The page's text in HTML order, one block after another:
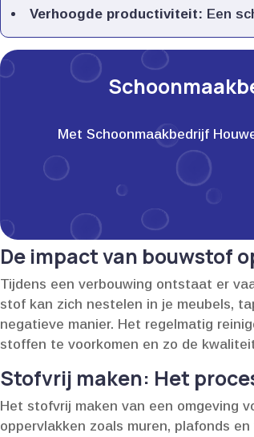
Verhoogde productiviteit: Een
Met Schoonmaakbedrijf
De impact van bouwstof
Tijdens een verbouwing ontstaat er
stof kan zich nestelen in je meubels,
negatieve manier.​ Het regelmatig
stoffen te voorkomen en zo de
Stofvrij maken: Het
Het stofvrij maken van een omgeving
oppervlakken zoals muren, plafonds